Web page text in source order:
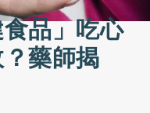
品」吃心
藥師揭